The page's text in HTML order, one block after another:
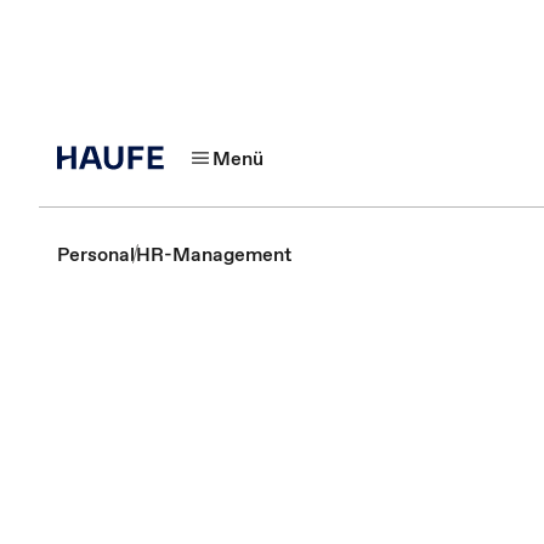
Menü
PersonalHR-Management